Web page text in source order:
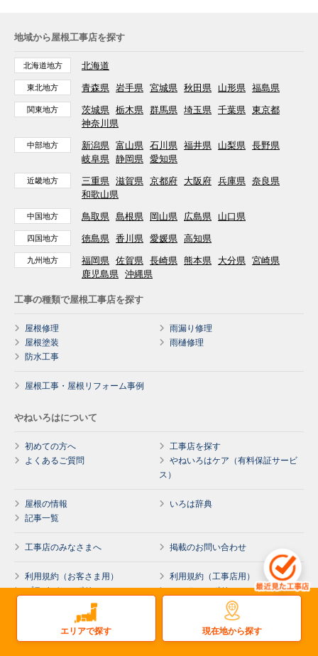
地域から屋根工事店を探す
北海道地方 北海道
東北地方 青森県 岩手県 宮城県 秋田県 山形県 福島県
関東地方 茨城県 栃木県 群馬県 埼玉県 千葉県 東京都
神奈川県
中部地方 新潟県 富山県 石川県 福井県 山梨県 長野県
岐阜県 静岡県 愛知県
近畿地方 三重県 滋賀県 京都府 大阪府 兵庫県 奈良県
和歌山県
中国地方 鳥取県 島根県 岡山県 広島県 山口県
四国地方 徳島県 香川県 愛媛県 高知県
九州地方 福岡県 佐賀県 長崎県 熊本県 大分県 宮崎県
鹿児島県 沖縄県
工事の種類で屋根工事店を探す
屋根修理
雨漏り修理
屋根塗装
雨樋修理
防水工事
屋根工事・屋根リフォーム事例
やねいろはについて
初めての方へ
工事店を探す
よくあるご質問
やねいろはケア（有料保証サービ
ス）
屋根の情報
いろは辞典
記事一覧
工事店のみなさまへ 掲載のお問い合わせ
利用規約（お客さま用）
利用規約（工事店用）
プライバシーポリシー
コンテンツポリシー
工事店様ログイン
エリアで探す 現在地から探す